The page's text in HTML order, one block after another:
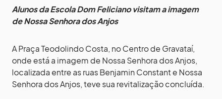
Alunos da Escola Dom Feliciano visitam a imagem
de Nossa Senhora dos Anjos
A Praça Teodolindo Costa, no Centro de Gravataí,
onde está a imagem de Nossa Senhora dos Anjos,
localizada entre as ruas Benjamin Constant e Nossa
Senhora dos Anjos, teve sua revitalização concluída.